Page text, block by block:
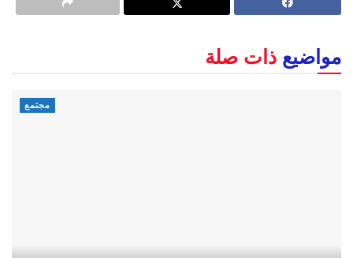
مواضيع ذات صلة
مجتمع